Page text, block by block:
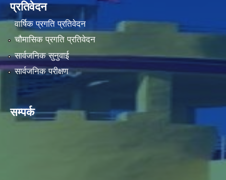
प्रतिवेदन
वार्षिक प्रगति प्रतिवेदन
चौमासिक प्रगति प्रतिवेदन
सार्वजनिक सुनुवाई
सार्वजनिक परीक्षण
सम्पर्क